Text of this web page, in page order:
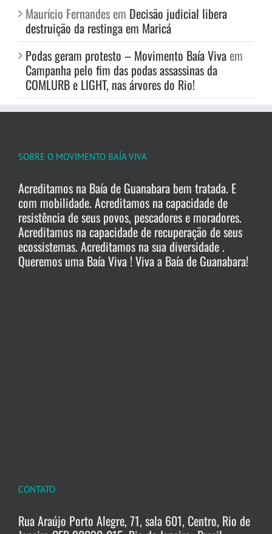
Maurício Fernandes em Decisão judicial libera
destruição da restinga em Maricá
Podas geram protesto – Movimento Baía Viva em
Campanha pelo fim das podas assassinas da
COMLURB e LIGHT, nas árvores do Rio!
SOBRE O MOVIMENTO BAÍA VIVA
Acreditamos na Baía de Guanabara bem tratada. E
com mobilidade. Acreditamos na capacidade de
resistência de seus povos, pescadores e moradores.
Acreditamos na capacidade de recuperação de seus
ecossistemas. Acreditamos na sua diversidade .
Queremos uma Baía Viva ! Viva a Baía de Guanabara!
CONTATO
Rua Araújo Porto Alegre, 71, sala 601, Centro, Rio de